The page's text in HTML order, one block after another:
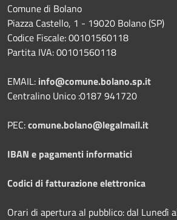
Comune di Bolano
Piazza Castello, 1 - 19020 Bolano (SP)
Codice Fiscale: 00101560118
Partita IVA: 00101560118
EMAIL: info@comune.bolano.sp.it
Centralino Unico :0187 941720
PEC:comune.bolano@legalmail.it
IBAN e pagamenti informatici
Codici di fatturazione elettronica
Orari di apertura al pubblico: dal Lunedì